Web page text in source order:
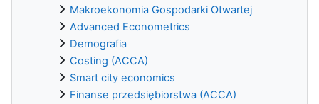
Makroekonomia Gospodarki Otwartej
Advanced Econometrics
Demografia
Costing (ACCA)
Smart city economics
Finanse przedsiębiorstwa (ACCA)